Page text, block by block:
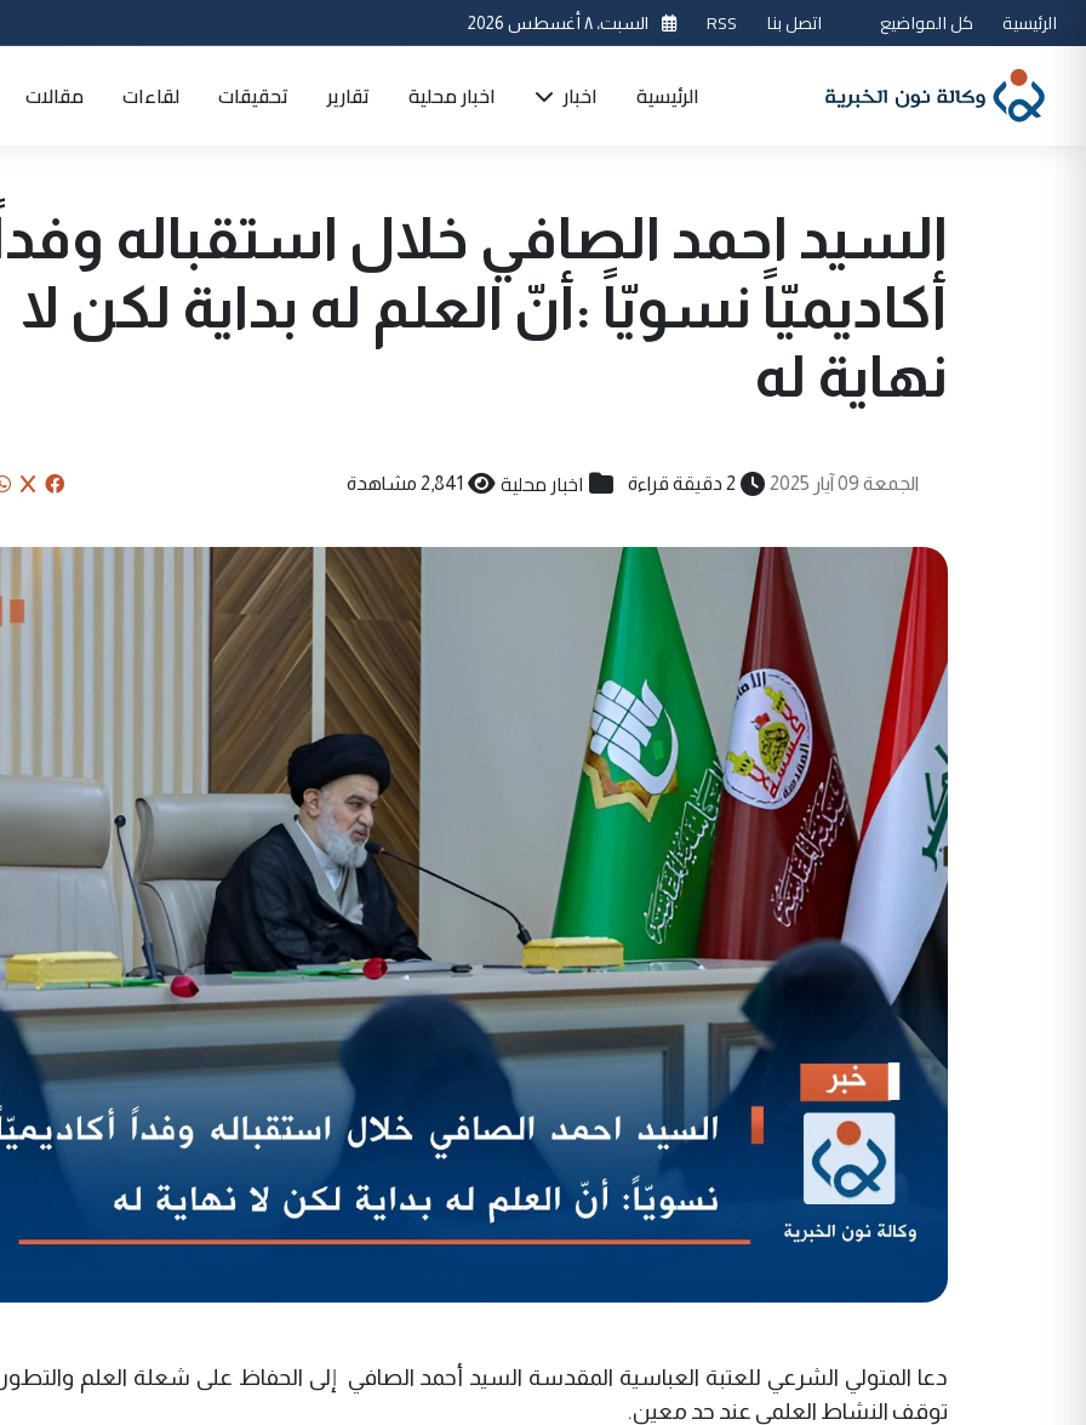
الرئيسية كل المواضيع اتصل بنا RSS السبت، ٨ أغسطس 2026
الرئيسية اخبار اخبار محلية تقارير تحقيقات لقاءات مقالات
السيد احمد الصافي خلال استقباله
أكاديميّاً نسويّاً :أنّ العلم له بداية لكن لا
نهاية له
الجمعة 09 آيار 2025 2 دقيقة قراءة اخبار محلية 2,841 مشاهدة
دعا المتولي الشرعي للعتبة العباسية المقدسة السيد أحمد الصافي إلى الحفاظ على شعلة العلم
توقف النشاط العلمي عند حد معين.